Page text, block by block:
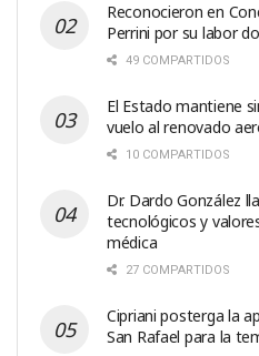
Reconocieron en
Perrini por su labor
49 COMPARTIDOS
El Estado mantiene
vuelo al renovado
10 COMPARTIDOS
Dr. Dardo González
tecnológicos y
médica
27 COMPARTIDOS
Cipriani posterga la
San Rafael para la